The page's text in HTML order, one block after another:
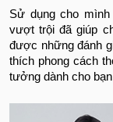
Sử dụng cho
vượt trội đã giúp
được những đánh
thích phong cách
tưởng dành cho